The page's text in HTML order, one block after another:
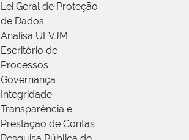
Lei Geral de Proteção
de Dados
Analisa UFVJM
Escritório de
Processos
Governança
Integridade
Transparência e
Prestação de Contas